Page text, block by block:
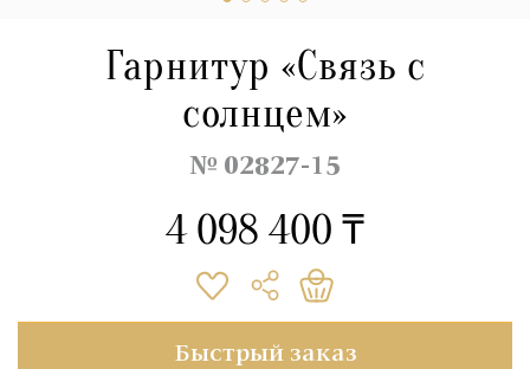
Гарнитур «Связь с
солнцем»
№ 02827-15
4 098 400 ₸
Быстрый заказ